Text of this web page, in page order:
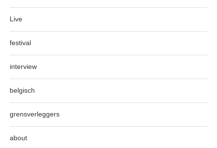
Live
festival
interview
belgisch
grensverleggers
about